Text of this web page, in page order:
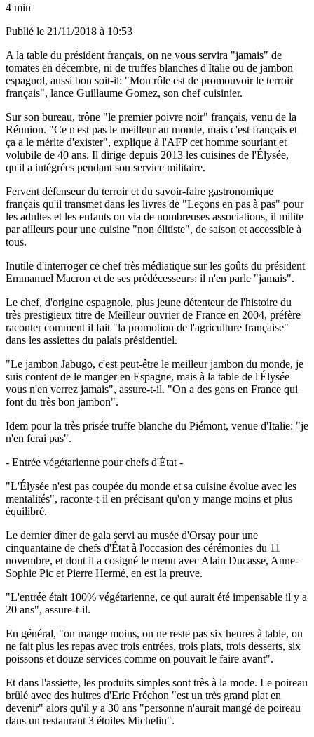
4 min
Publié le 21/11/2018 à 10:53
A la table du président français, on ne vous servira "jamais" de
tomates en décembre, ni de truffes blanches d'Italie ou de jambon
espagnol, aussi bon soit-il: "Mon rôle est de promouvoir le terroir
français", lance Guillaume Gomez, son chef cuisinier.
Sur son bureau, trône "le premier poivre noir" français, venu de la
Réunion. "Ce n'est pas le meilleur au monde, mais c'est français et
ça a le mérite d'exister", explique à l'AFP cet homme souriant et
volubile de 40 ans. Il dirige depuis 2013 les cuisines de l'Élysée,
qu'il a intégrées pendant son service militaire.
Fervent défenseur du terroir et du savoir-faire gastronomique
français qu'il transmet dans les livres de "Leçons en pas à pas" pour
les adultes et les enfants ou via de nombreuses associations, il milite
par ailleurs pour une cuisine "non élitiste", de saison et accessible à
tous.
Inutile d'interroger ce chef très médiatique sur les goûts du président
Emmanuel Macron et de ses prédécesseurs: il n'en parle "jamais".
Le chef, d'origine espagnole, plus jeune détenteur de l'histoire du
très prestigieux titre de Meilleur ouvrier de France en 2004, préfère
raconter comment il fait "la promotion de l'agriculture française"
dans les assiettes du palais présidentiel.
"Le jambon Jabugo, c'est peut-être le meilleur jambon du monde, je
suis content de le manger en Espagne, mais à la table de l'Élysée
vous n'en verrez jamais", assure-t-il. "On a des gens en France qui
font du très bon jambon".
Idem pour la très prisée truffe blanche du Piémont, venue d'Italie: "je
n'en ferai pas".
- Entrée végétarienne pour chefs d'État -
"L'Élysée n'est pas coupée du monde et sa cuisine évolue avec les
mentalités", raconte-t-il en précisant qu'on y mange moins et plus
équilibré.
Le dernier dîner de gala servi au musée d'Orsay pour une
cinquantaine de chefs d'État à l'occasion des cérémonies du 11
novembre, et dont il a cosigné le menu avec Alain Ducasse, Anne-
Sophie Pic et Pierre Hermé, en est la preuve.
"L'entrée était 100% végétarienne, ce qui aurait été impensable il y a
20 ans", assure-t-il.
En général, "on mange moins, on ne reste pas six heures à table, on
ne fait plus les repas avec trois entrées, trois plats, trois desserts, six
poissons et douze services comme on pouvait le faire avant".
Et dans l'assiette, les produits simples sont très à la mode. Le poireau
brûlé avec des huitres d'Eric Fréchon "est un très grand plat en
devenir" alors qu'il y a 30 ans "personne n'aurait mangé de poireau
dans un restaurant 3 étoiles Michelin".